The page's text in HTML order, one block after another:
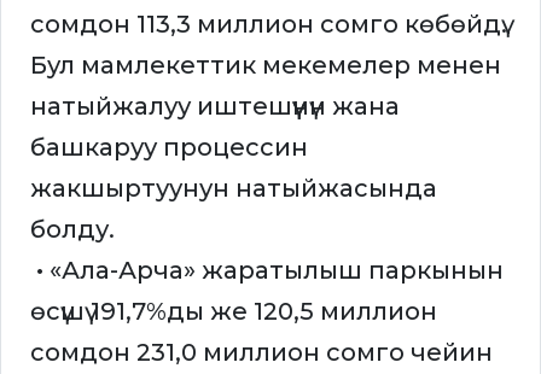
сомдон 113,3 миллион сомго көбөйдү.
Бул мамлекеттик мекемелер менен
натыйжалуу иштешүүнүн жана
башкаруу процессин
жакшыртуунун натыйжасында
болду.
• «Ала-Арча» жаратылыш паркынын
өсүшү 191,7%ды же 120,5 миллион
сомдон 231,0 миллион сомго чейин